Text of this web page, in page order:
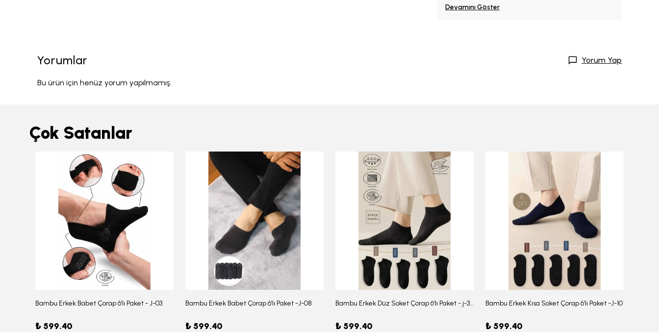
Devamını Göster
Yorumlar Yorum Yap
Bu ürün için henüz yorum yapılmamış.
Çok Satanlar
Bambu Erkek Babet Çorap 6'lı Paket - J-03
₺ 599.40
Bambu Erkek Babet Çorap 6'lı Paket -J-08
₺ 599.40
Bambu Erkek Düz Soket Çorap 6'lı Paket - j-354
₺ 599.40
Bambu Erkek Kısa Soket Çorap 6’lı Paket -J-10
₺ 599.40